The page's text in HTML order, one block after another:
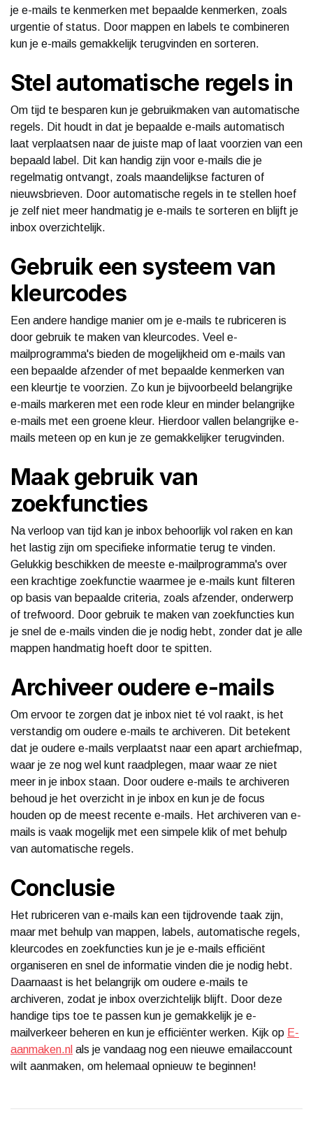
je e-mails te kenmerken met bepaalde kenmerken, zoals
urgentie of status. Door mappen en labels te combineren
kun je e-mails gemakkelijk terugvinden en sorteren.
Stel automatische regels in
Om tijd te besparen kun je gebruikmaken van automatische
regels. Dit houdt in dat je bepaalde e-mails automatisch
laat verplaatsen naar de juiste map of laat voorzien van een
bepaald label. Dit kan handig zijn voor e-mails die je
regelmatig ontvangt, zoals maandelijkse facturen of
nieuwsbrieven. Door automatische regels in te stellen hoef
je zelf niet meer handmatig je e-mails te sorteren en blijft je
inbox overzichtelijk.
Gebruik een systeem van
kleurcodes
Een andere handige manier om je e-mails te rubriceren is
door gebruik te maken van kleurcodes. Veel e-
mailprogramma's bieden de mogelijkheid om e-mails van
een bepaalde afzender of met bepaalde kenmerken van
een kleurtje te voorzien. Zo kun je bijvoorbeeld belangrijke
e-mails markeren met een rode kleur en minder belangrijke
e-mails met een groene kleur. Hierdoor vallen belangrijke e-
mails meteen op en kun je ze gemakkelijker terugvinden.
Maak gebruik van
zoekfuncties
Na verloop van tijd kan je inbox behoorlijk vol raken en kan
het lastig zijn om specifieke informatie terug te vinden.
Gelukkig beschikken de meeste e-mailprogramma's over
een krachtige zoekfunctie waarmee je e-mails kunt filteren
op basis van bepaalde criteria, zoals afzender, onderwerp
of trefwoord. Door gebruik te maken van zoekfuncties kun
je snel de e-mails vinden die je nodig hebt, zonder dat je alle
mappen handmatig hoeft door te spitten.
Archiveer oudere e-mails
Om ervoor te zorgen dat je inbox niet té vol raakt, is het
verstandig om oudere e-mails te archiveren. Dit betekent
dat je oudere e-mails verplaatst naar een apart archiefmap,
waar je ze nog wel kunt raadplegen, maar waar ze niet
meer in je inbox staan. Door oudere e-mails te archiveren
behoud je het overzicht in je inbox en kun je de focus
houden op de meest recente e-mails. Het archiveren van e-
mails is vaak mogelijk met een simpele klik of met behulp
van automatische regels.
Conclusie
Het rubriceren van e-mails kan een tijdrovende taak zijn,
maar met behulp van mappen, labels, automatische regels,
kleurcodes en zoekfuncties kun je je e-mails efficiënt
organiseren en snel de informatie vinden die je nodig hebt.
Daarnaast is het belangrijk om oudere e-mails te
archiveren, zodat je inbox overzichtelijk blijft. Door deze
handige tips toe te passen kun je gemakkelijk je e-
mailverkeer beheren en kun je efficiënter werken. Kijk op E-
aanmaken.nl als je vandaag nog een nieuwe emailaccount
wilt aanmaken, om helemaal opnieuw te beginnen!